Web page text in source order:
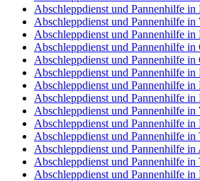
Abschleppdienst und Pannenhilfe in
Abschleppdienst und Pannenhilfe in
Abschleppdienst und Pannenhilfe
Abschleppdienst und Pannenhilfe in
Abschleppdienst und Pannenhilfe in
Abschleppdienst und Pannenhilfe in
Abschleppdienst und Pannenhilfe
Abschleppdienst und Pannenhilfe in
Abschleppdienst und Pannenhilfe in
Abschleppdienst und Pannenhilfe in
Abschleppdienst und Pannenhilfe in
Abschleppdienst und Pannenhilfe in
Abschleppdienst und Pannenhilfe in
Abschleppdienst und Pannenhilfe in